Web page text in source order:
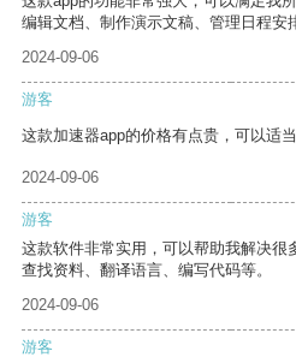
编辑文档、制作演示文稿、管理日程安
2024-09-06
游客
这款加速器app的价格有点贵，可以适
2024-09-06
游客
这款软件非常实用，可以帮助我解决很
查找资料、翻译语言、编写代码等。
2024-09-06
游客